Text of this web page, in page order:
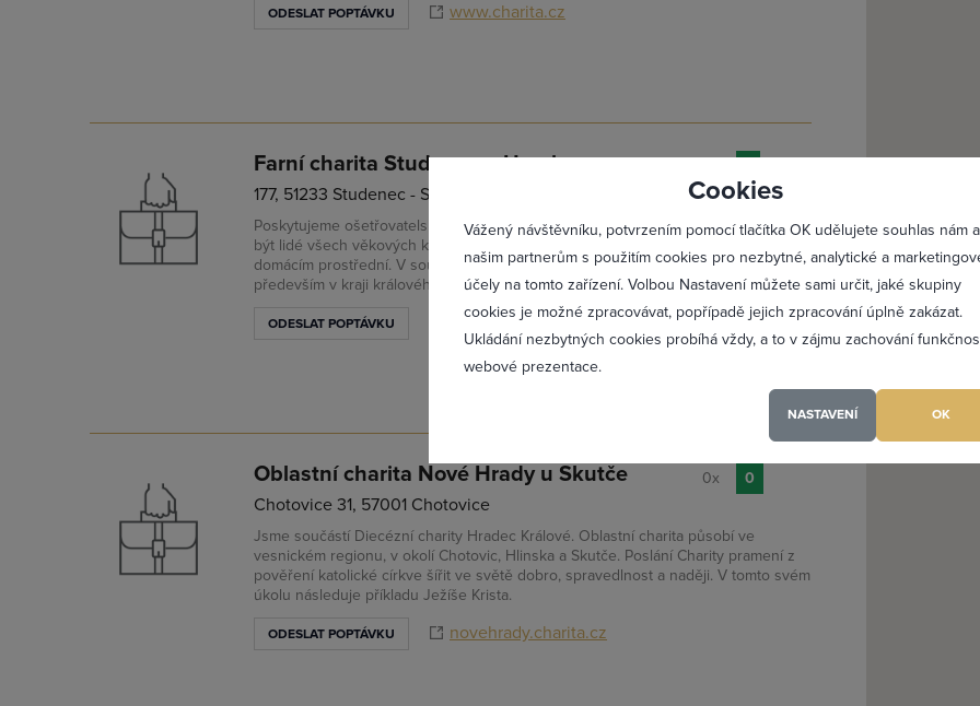
Cookies
Vážený návštěvníku, potvrzením pomocí tlačítka OK udělujete souhlas nám a
našim partnerům s použitím cookies pro nezbytné, analytické a
účely na tomto zařízení. Volbou Nastavení můžete sami určit, jaké skupiny
cookies je možné zpracovávat, popřípadě jejich zpracování úplně zakázat.
Ukládání nezbytných cookies probíhá vždy, a to v zájmu zachování
webové prezentace.
NASTAVENÍ OK
ODESLAT POPTÁVKU www.charita.cz
Farní charita Studenec u Horek
177, 51233 Studenec - Studenec
Poskytujeme ošetřovatelskou službu pro ty kteří ji potřebují. Našimi klienty mohou
být lidé všech věkových kategorií, kteří potřebují zajistit ošetření ve svém
domácím prostřední. V současné době se nejčastěji jedná o seniory. Působíme
především v kraji královéhradeckém a libereckém.
ODESLAT POPTÁVKU studenec.charita.cz
Oblastní charita Nové Hrady u Skutče
Chotovice 31, 57001 Chotovice
Jsme součástí Diecézní charity Hradec Králové. Oblastní charita působí ve
vesnickém regionu, v okolí Chotovic, Hlinska a Skutče. Poslání Charity pramení z
pověření katolické církve šířit ve světě dobro, spravedlnost a naději. V tomto svém
úkolu následuje příkladu Ježíše Krista.
ODESLAT POPTÁVKU novehrady.charita.cz
0x 0
Přihlásit se
Zapomněl(a) jsem heslo
Profesionální přístup k
Vždy aktuální